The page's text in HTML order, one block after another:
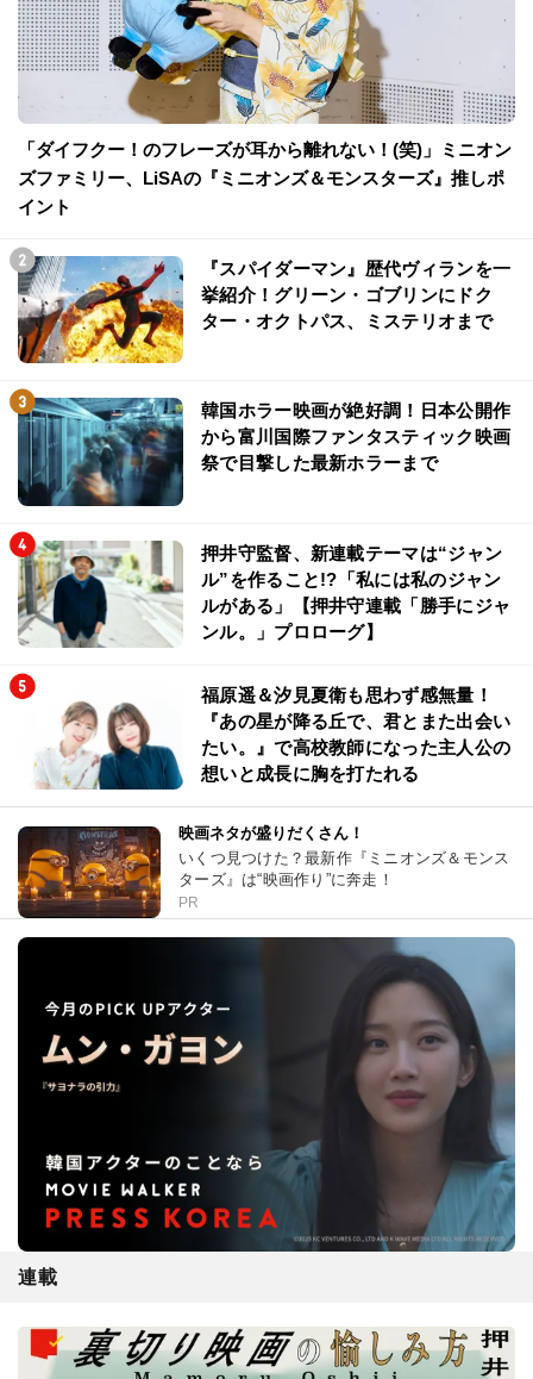
「ダイフクー！のフレーズが耳から離れない！(笑)」ミニオン
ズファミリー、LiSAの『ミニオンズ＆モンスターズ』推しポ
イント
『スパイダーマン』歴代ヴィランを一
挙紹介！グリーン・ゴブリンにドク
ター・オクトパス、ミステリオまで
韓国ホラー映画が絶好調！日本公開作
から富川国際ファンタスティック映画
祭で目撃した最新ホラーまで
押井守監督、新連載テーマは“ジャン
ル”を作ること!?「私には私のジャン
ルがある」【押井守連載「勝手にジャ
ンル。」プロローグ】
福原遥＆汐見夏衛も思わず感無量！
『あの星が降る丘で、君とまた出会い
たい。』で高校教師になった主人公の
想いと成長に胸を打たれる
映画ネタが盛りだくさん！
いくつ見つけた？最新作『ミニオンズ＆モンス
ターズ』は“映画作り”に奔走！
PR
連載